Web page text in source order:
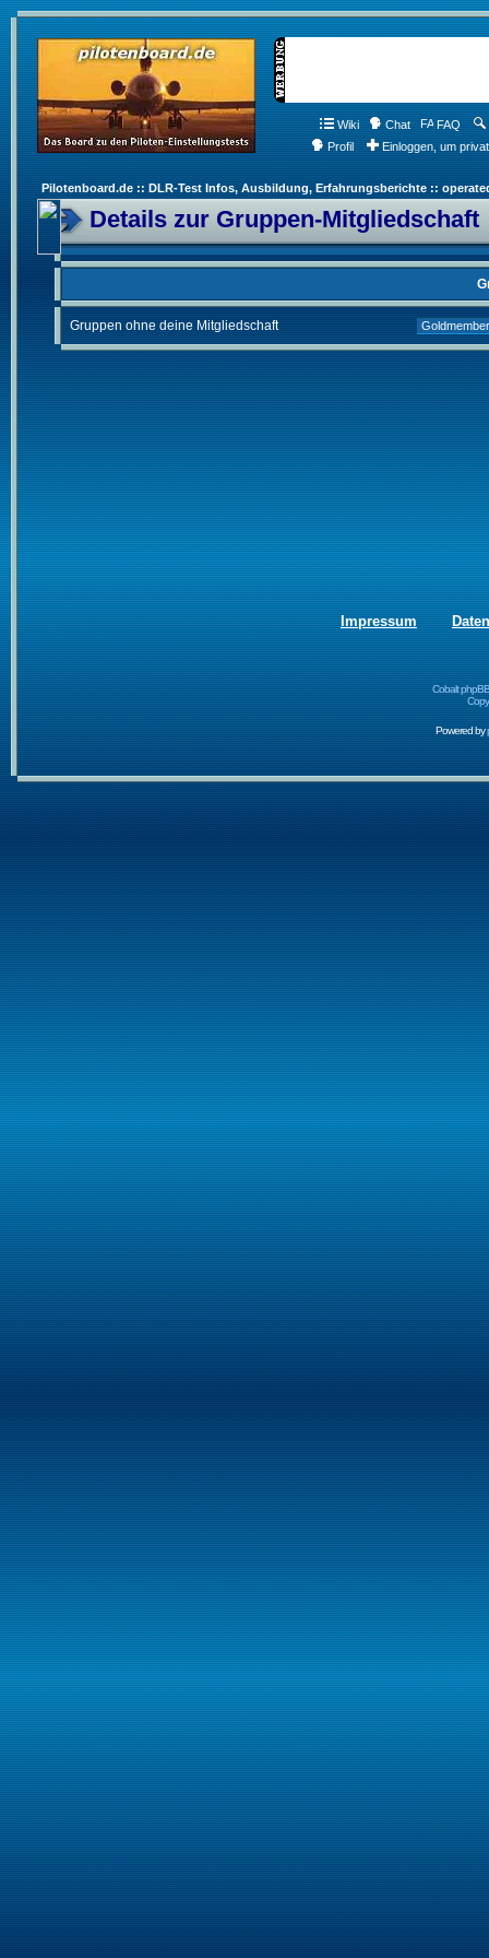
Wiki Chat FAQ
Profil
Einloggen, um
Pilotenboard.de :: DLR-Test Infos, Ausbildung, Erfahrungsberichte ::
Details zur Gruppen-Mitgliedschaft
Gruppen ohne deine Mitgliedschaft
Impressum
Cobalt
Powered by